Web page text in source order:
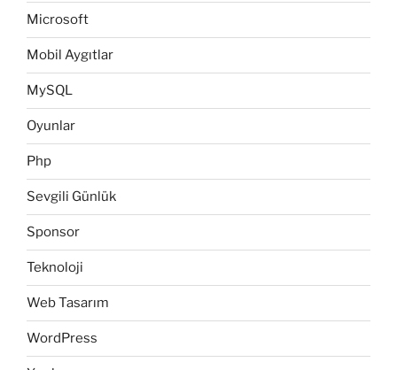
Microsoft
Mobil Aygıtlar
MySQL
Oyunlar
Php
Sevgili Günlük
Sponsor
Teknoloji
Web Tasarım
WordPress